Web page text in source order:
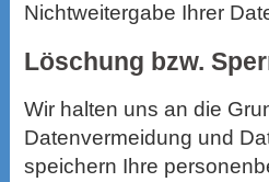
Nichtweitergabe Ihrer
Löschung bzw.
Wir halten uns an die
Datenvermeidung und
speichern Ihre